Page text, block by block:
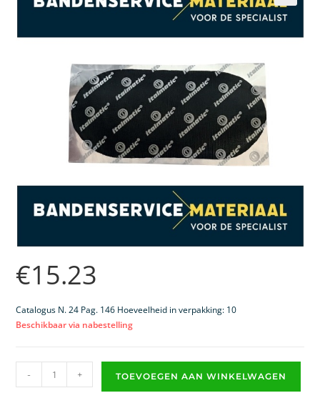
🔍
€15.23
Catalogus N. 24 Pag. 146 Hoeveelheid in verpakking: 10
Beschikbaar via nabestelling
- + TOEVOEGEN AAN WINKELWAGEN